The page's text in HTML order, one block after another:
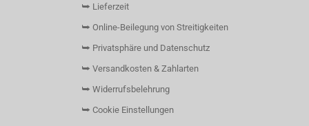
⮩ Lieferzeit
⮩ Online-Beilegung von Streitigkeiten
⮩ Privatsphäre und Datenschutz
⮩ Versandkosten & Zahlarten
⮩ Widerrufsbelehrung
⮩ Cookie Einstellungen